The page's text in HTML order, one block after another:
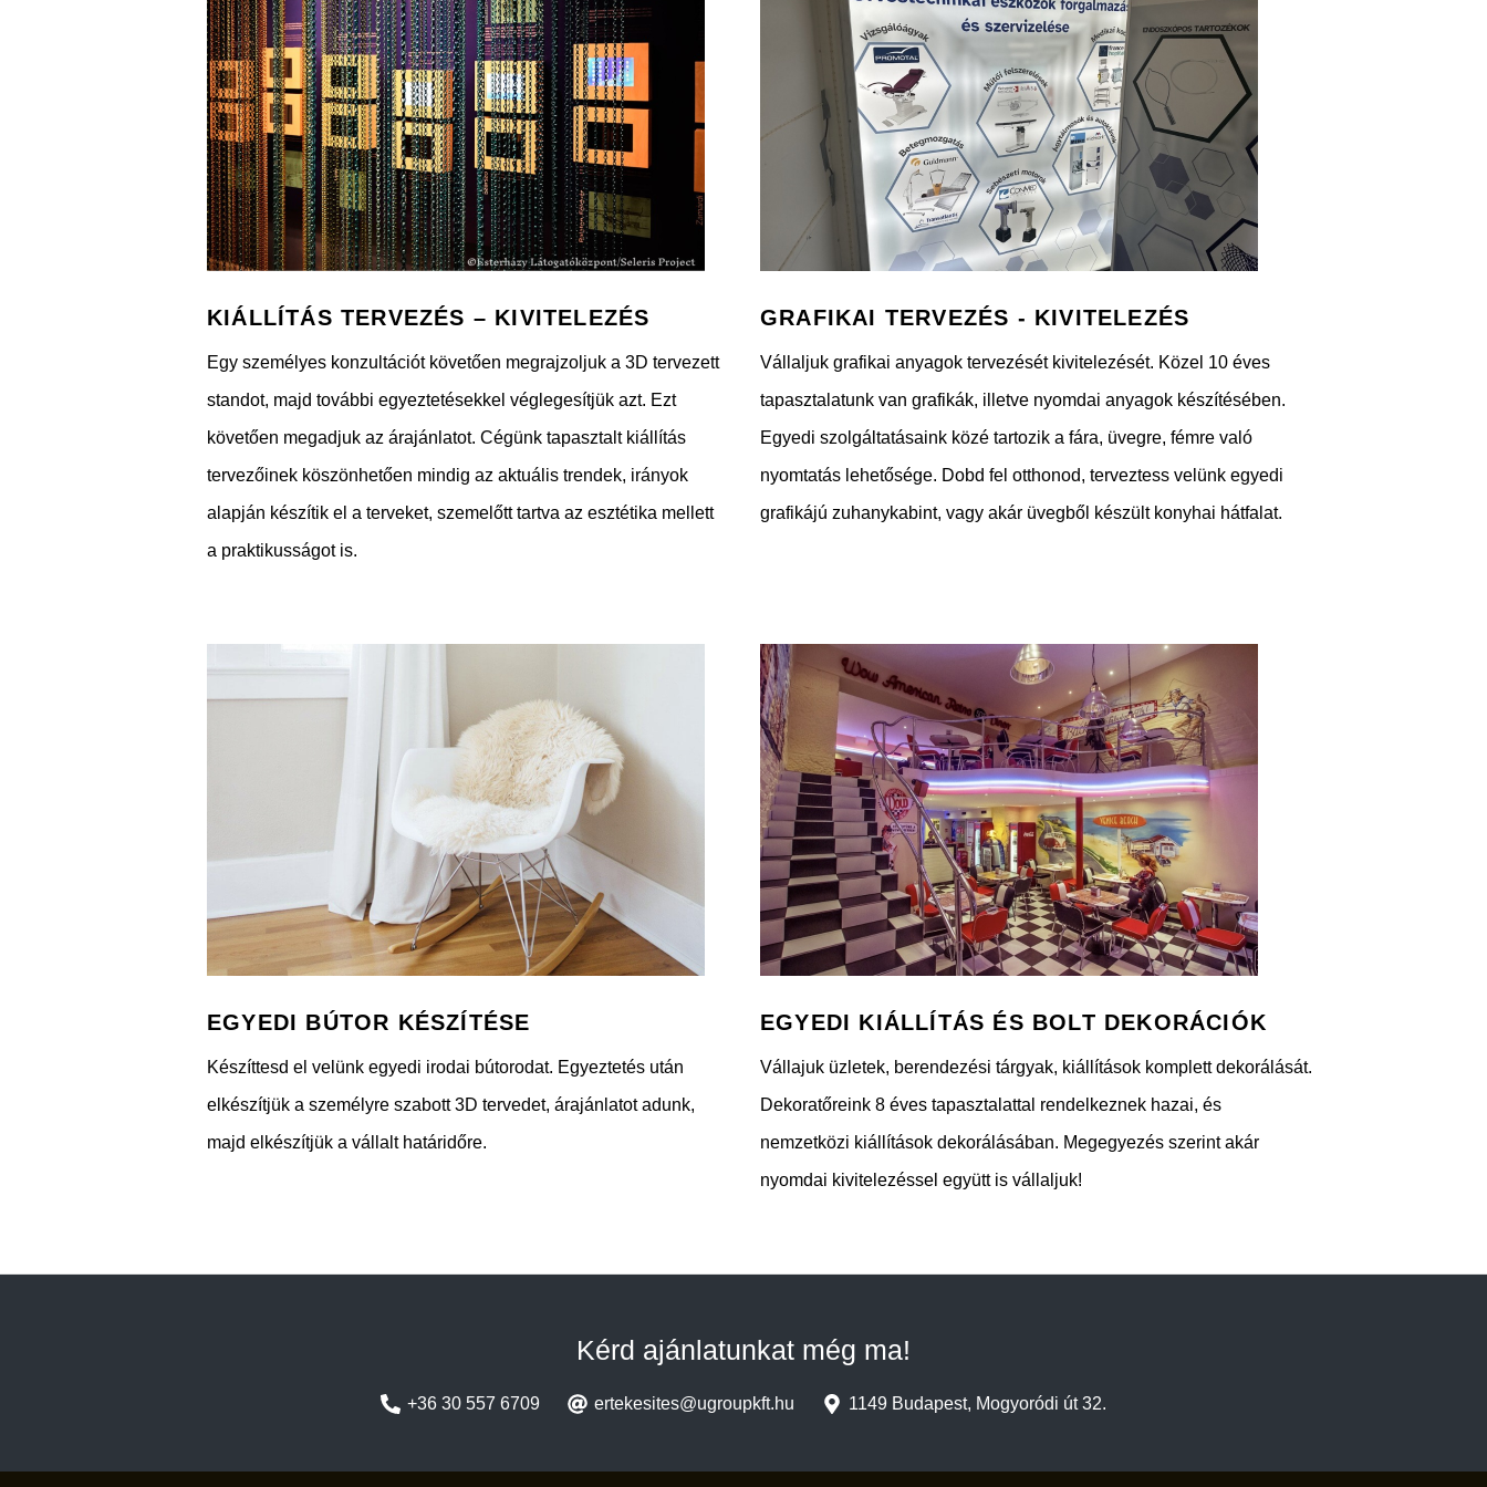
KIÁLLÍTÁS TERVEZÉS – KIVITELEZÉS
Egy személyes konzultációt követően megrajzoljuk a 3D tervezett
standot, majd további egyeztetésekkel véglegesítjük azt. Ezt
követően megadjuk az árajánlatot. Cégünk tapasztalt kiállítás
tervezőinek köszönhetően mindig az aktuális trendek, irányok
alapján készítik el a terveket, szemelőtt tartva az esztétika mellett
a praktikusságot is.
GRAFIKAI TERVEZÉS - KIVITELEZÉS
Vállaljuk grafikai anyagok tervezését kivitelezését. Közel 10 éves
tapasztalatunk van grafikák, illetve nyomdai anyagok készítésében.
Egyedi szolgáltatásaink közé tartozik a fára, üvegre, fémre való
nyomtatás lehetősége. Dobd fel otthonod, terveztess velünk egyedi
grafikájú zuhanykabint, vagy akár üvegből készült konyhai hátfalat.
EGYEDI BÚTOR KÉSZÍTÉSE
Készíttesd el velünk egyedi irodai bútorodat. Egyeztetés után
elkészítjük a személyre szabott 3D tervedet, árajánlatot adunk,
majd elkészítjük a vállalt határidőre.
EGYEDI KIÁLLÍTÁS ÉS BOLT DEKORÁCIÓK
Vállajuk üzletek, berendezési tárgyak, kiállítások komplett dekorálását.
Dekoratőreink 8 éves tapasztalattal rendelkeznek hazai, és
nemzetközi kiállítások dekorálásában. Megegyezés szerint akár
nyomdai kivitelezéssel együtt is vállaljuk!
Kérd ajánlatunkat még ma!
+36 30 557 6709 ertekesites@ugroupkft.hu 1149 Budapest, Mogyoródi út 32.